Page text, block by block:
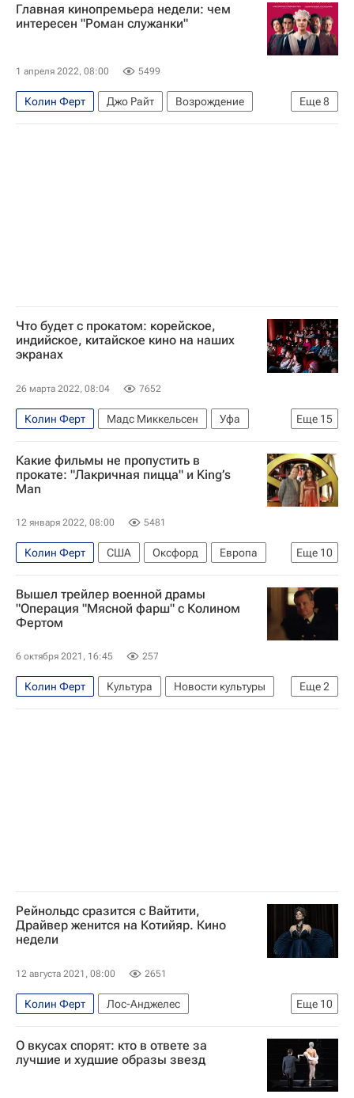
Кино
Главная кинопремьера недели: чем
интересен "Роман служанки"
1 апреля 2022, 08:00 5499
Еще8
Колин Ферт Джо Райт
Возрождение
Знаменитости
Культура
Что будет с прокатом: корейское,
индийское, китайское кино на наших
экранах
26 марта 2022, 08:04 7652
Еще 15
Колин Ферт Мадс Миккельсен
Уфа
Тюмень
Ростов-на-Дону
Госфильмофонд РФ
Киномакс
Дэниэл Рэдклифф
Художественный (кинотеатр)
Шарлотта Генсбур
Культура
Джим Джармуш
Хаяо Миядзаки
Знаменитости
куда сходить
лучшие фильмы
Кино
Какие фильмы не пропустить в
прокате: "Лакричная пицца" и King’s
Man
12 января 2022, 08:00 5481
Еще 10
Колин Ферт США Оксфорд
Европа
Шон Пенн
Брэдли Купер
Рэйф Файнс
Мата Хари
Кортни Кокс
Культура
Знаменитости
Барбра Стрейзанд
Кино
Вышел трейлер военной драмы
"Операция "Мясной фарш" с Колином
Фертом
6 октября 2021, 16:45 257
Еще2
Колин Ферт Культура
Новости культуры
что посмотреть
Кино
Рейнольдс сразится с Вайтити,
Драйвер женится на Котийяр. Кино
недели
12 августа 2021, 08:00 2651
Еще 10
Колин Ферт
Лос-Анджелес
Вуди Аллен (Стюарт Конигсберг)
Марион Котийяр
Эмили Стоун
О вкусах спорят: кто в ответе за
лучшие и худшие образы звезд